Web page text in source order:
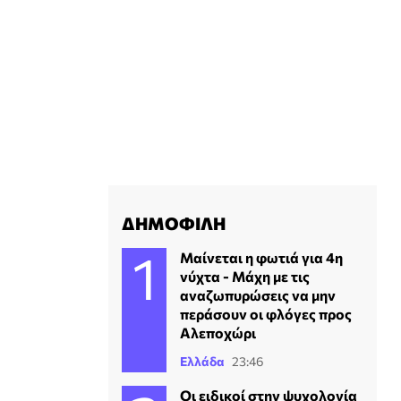
ΔΗΜΟΦΙΛΗ
Μαίνεται η φωτιά για 4η
νύχτα - Μάχη με τις
αναζωπυρώσεις να μην
περάσουν οι φλόγες προς
Αλεποχώρι
Ελλάδα 23:46
Οι ειδικοί στην ψυχολογία